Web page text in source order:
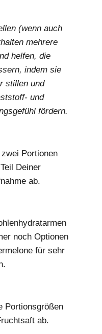
(wenn auch
mehrere
helfen, die
indem sie
stillen und
und
fördern.
Portionen
Deiner
ab.
noch Optionen
für sehr
ab.